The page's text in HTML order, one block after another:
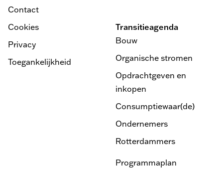
Contact
Cookies
Privacy
Toegankelijkheid
Transitieagenda
Bouw
Organische stromen
Opdrachtgeven en
inkopen
Consumptiewaar(de)
Ondernemers
Rotterdammers
Programmaplan